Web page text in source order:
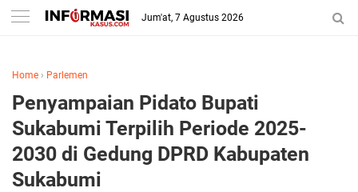
Jum'at, 7 Agustus 2026
Home › Parlemen
Penyampaian Pidato Bupati
Sukabumi Terpilih Periode 2025-
2030 di Gedung DPRD Kabupaten
Sukabumi